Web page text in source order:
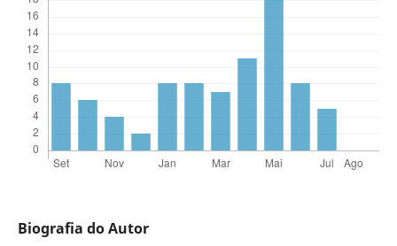
Biografia do Autor